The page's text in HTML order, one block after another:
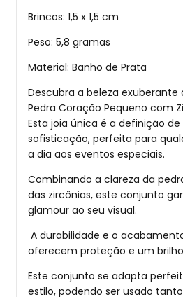
Brincos: 1,5 x 1,5 cm
Peso: 5,8 gramas
Material: Banho de Prata
Descubra a beleza exuberante
Pedra Coração Pequeno com
Esta joia única é a definição
sofisticação, perfeita para
a dia aos eventos especiais.
Combinando a clareza da
das zircônias, este conjunto
glamour ao seu visual.
A durabilidade e o
oferecem proteção e um
Este conjunto se adapta
estilo, podendo ser usado